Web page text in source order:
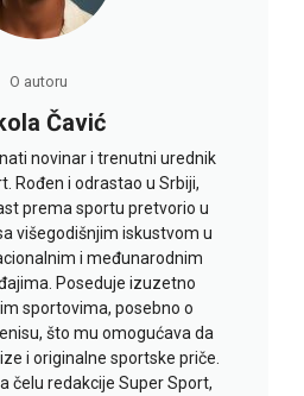
O autoru
Čavić
novinar i trenutni urednik
Rođen i odrastao u Srbiji,
prema sportu pretvorio u
višegodišnjim iskustvom u
i međunarodnim
Poseduje izuzetno
sportovima, posebno o
što mu omogućava da
i originalne sportske priče.
čelu redakcije Super Sport,